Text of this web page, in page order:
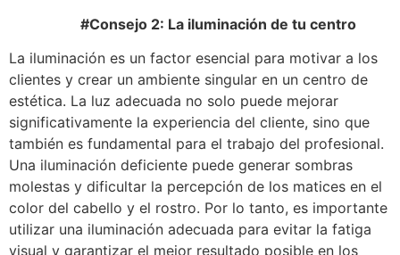
#Consejo 2: La iluminación de tu centro
La iluminación es un factor esencial para motivar a los
clientes y crear un ambiente singular en un centro de
estética. La luz adecuada no solo puede mejorar
significativamente la experiencia del cliente, sino que
también es fundamental para el trabajo del profesional.
Una iluminación deficiente puede generar sombras
molestas y dificultar la percepción de los matices en el
color del cabello y el rostro. Por lo tanto, es importante
utilizar una iluminación adecuada para evitar la fatiga
visual y garantizar el mejor resultado posible en los